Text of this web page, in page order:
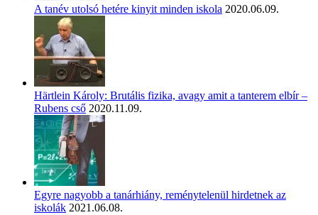
A tanév utolsó hetére kinyit minden iskola 2020.06.09.
Härtlein Károly: Brutális fizika, avagy amit a tanterem elbír –
Rubens cső 2020.11.09.
Egyre nagyobb a tanárhiány, reménytelenül hirdetnek az
iskolák 2021.06.08.